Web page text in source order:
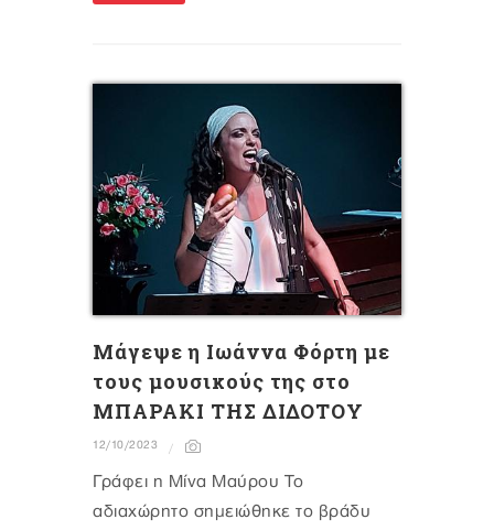
Μάγεψε η Ιωάννα Φόρτη με
τους μουσικούς της στο
ΜΠΑΡΑΚΙ ΤΗΣ ΔΙΔΟΤΟΥ
12/10/2023
Γράφει η Μίνα Μαύρου Το
αδιαχώρητο σημειώθηκε το βράδυ